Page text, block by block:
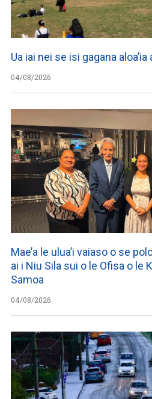
Ua iai nei se isi gagana
04/08/2026
Mae’a le ulua’i vaiaso o se
ai i Niu Sila sui o le Ofisa o le
Samoa
04/08/2026